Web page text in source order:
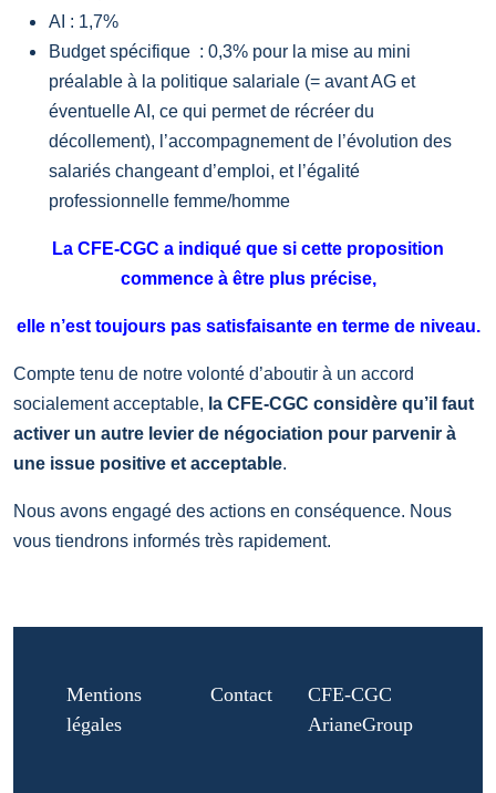
AI : 1,7%
Budget spécifique : 0,3% pour la mise au mini
préalable à la politique salariale (= avant AG et
éventuelle AI, ce qui permet de récréer du
décollement), l’accompagnement de l’évolution des
salariés changeant d’emploi, et l’égalité
professionnelle femme/homme
La CFE-CGC a indiqué que si cette proposition
commence à être plus précise,
elle n’est toujours pas satisfaisante en terme de niveau.
Compte tenu de notre volonté d’aboutir à un accord
socialement acceptable, la CFE-CGC considère qu’il faut
activer un autre levier de négociation pour parvenir à
une issue positive et acceptable.
Nous avons engagé des actions en conséquence. Nous
vous tiendrons informés très rapidement.
Mentions
légales
Contact
CFE-CGC
ArianeGroup